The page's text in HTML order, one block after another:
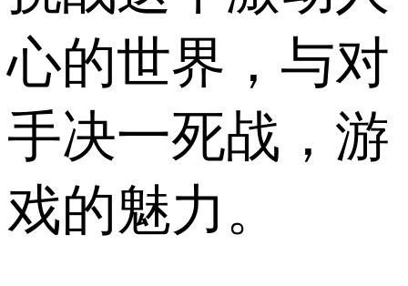
心的世界，与对
手决一死战，游
戏的魅力。